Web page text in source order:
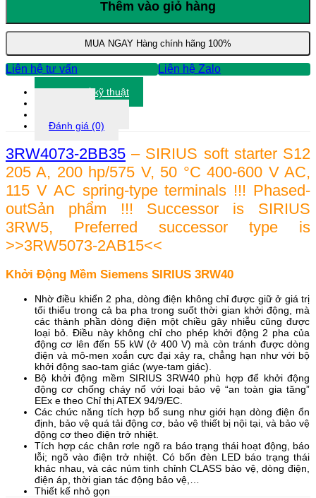
3RW4073-
2BB35
lượng
Thêm vào giỏ hàng
MUA NGAY Hàng chính hãng 100%
Liên hệ tư vấn Liên hệ Zalo
Thông số kỹ thuật
Đánh giá (0)
3RW4073-2BB35 – SIRIUS soft starter S12
205 A, 200 hp/575 V, 50 °C 400-600 V AC,
115 V AC spring-type terminals !!! Phased-
outSản phẩm !!! Successor is SIRIUS
3RW5, Preferred successor type is
>>3RW5073-2AB15<<
Khởi Động Mềm Siemens SIRIUS 3RW40
Nhờ điều khiển 2 pha, dòng điện không chỉ được giữ ở giá trị
tối thiểu trong cả ba pha trong suốt thời gian khởi động, mà
các thành phần dòng điện một chiều gây nhiễu cũng được
loại bỏ. Điều này không chỉ cho phép khởi động 2 pha của
động cơ lên ​​đến 55 kW (ở 400 V) mà còn tránh được dòng
điện và mô-men xoắn cực đại xảy ra, chẳng hạn như với bộ
khởi động sao-tam giác (wye-tam giác).
Bộ khởi động mềm SIRIUS 3RW40 phù hợp để khởi động
động cơ chống cháy nổ với loại bảo vệ “an toàn gia tăng”
EEx e theo Chỉ thị ATEX 94/9/EC.
Các chức năng tích hợp bổ sung như giới hạn dòng điện ổn
định, bảo vệ quá tải động cơ, bảo vệ thiết bị nội tại, và bảo vệ
động cơ theo điện trở nhiệt.
Tích hợp các chân rơle ngõ ra báo trạng thái hoạt động, báo
lỗi; ngõ vào điện trở nhiệt. Có bốn đèn LED báo trạng thái
khác nhau, và các núm tinh chỉnh CLASS bảo vệ, dòng điện,
điện áp, thời gian tác động bảo vệ,…
Thiết kế nhỏ gọn